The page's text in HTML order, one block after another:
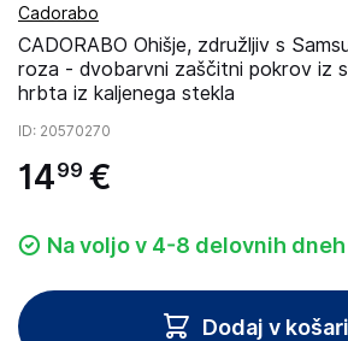
Cadorabo
CADORABO Ohišje, združljiv s
roza - dvobarvni zaščitni pokrov iz
hrbta iz kaljenega stekla
ID: 20570270
1499 €
Na voljo v 4-8 delovnih dneh
Dodaj v